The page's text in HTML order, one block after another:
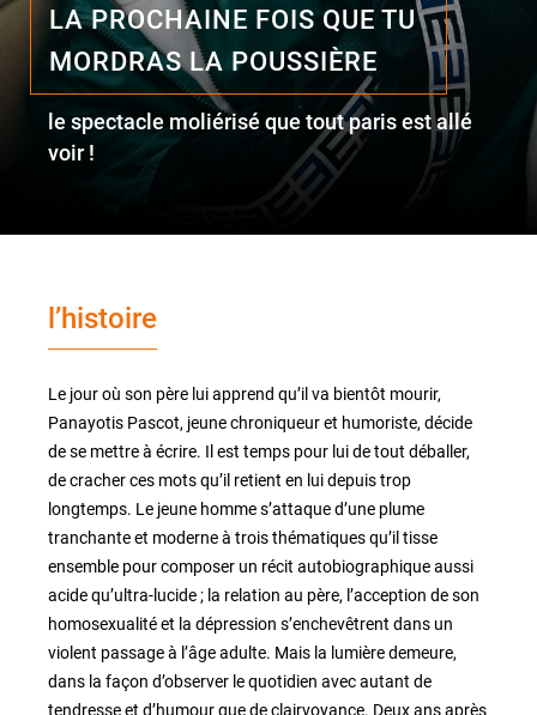
l'équipe
partenaires et mécènes
LA PROCHAINE FOIS QUE TU
MORDRAS LA POUSSIÈRE
le spectacle moliérisé que tout paris est allé
voir !
l’histoire
Le jour où son père lui apprend qu’il va bientôt mourir,
Panayotis Pascot, jeune chroniqueur et humoriste, décide
de se mettre à écrire. Il est temps pour lui de tout déballer,
de cracher ces mots qu’il retient en lui depuis trop
longtemps. Le jeune homme s’attaque d’une plume
tranchante et moderne à trois thématiques qu’il tisse
ensemble pour composer un récit autobiographique aussi
acide qu’ultra-lucide ; la relation au père, l’acception de son
homosexualité et la dépression s’enchevêtrent dans un
violent passage à l’âge adulte. Mais la lumière demeure,
dans la façon d’observer le quotidien avec autant de
tendresse et d’humour que de clairvoyance. Deux ans après